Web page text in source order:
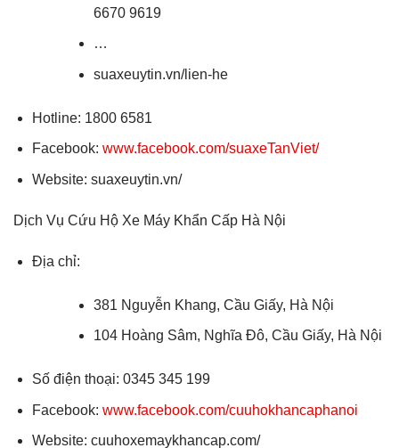
6670 9619
…
suaxeuytin.vn/lien-he
Hotline: 1800 6581
Facebook: www.facebook.com/suaxeTanViet/
Website: suaxeuytin.vn/
Dịch Vụ Cứu Hộ Xe Máy Khẩn Cấp Hà Nội
Địa chỉ:
381 Nguyễn Khang, Cầu Giấy, Hà Nội
104 Hoàng Sâm, Nghĩa Đô, Cầu Giấy, Hà Nội
Số điện thoại: 0345 345 199
Facebook: www.facebook.com/cuuhokhancaphanoi
Website: cuuhoxemaykhancap.com/